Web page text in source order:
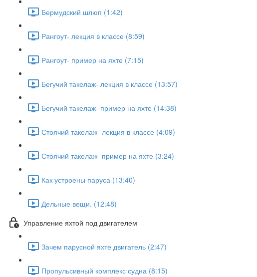
Бермудский шлюп (1:42)
Рангоут- лекция в классе (8:59)
Рангоут- пример на яхте (7:15)
Бегучий такелаж- лекция в классе (13:57)
Бегучий такелаж- пример на яхте (14:38)
Стоячий такелаж- лекция в классе (4:09)
Стоячий такелаж- пример на яхте (3:24)
Как устроены паруса (13:40)
Дельные вещи. (12:48)
Управление яхтой под двигателем
Зачем парусной яхте двигатель (2:47)
Пропульсивный комплекс судна (8:15)